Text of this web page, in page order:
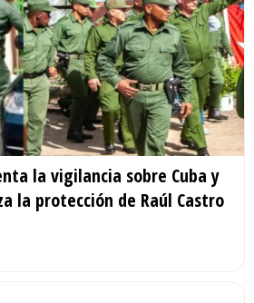
la vigilancia sobre Cuba y
la protección de Raúl Castro